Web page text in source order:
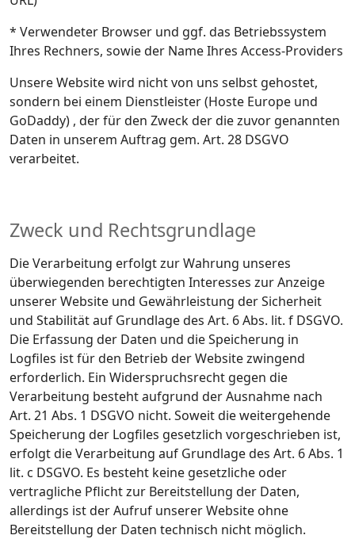
* Verwendeter Browser und ggf. das Betriebssystem
Ihres Rechners, sowie der Name Ihres Access-Providers
Unsere Website wird nicht von uns selbst gehostet,
sondern bei einem Dienstleister (Hoste Europe und
GoDaddy) , der für den Zweck der die zuvor genannten
Daten in unserem Auftrag gem. Art. 28 DSGVO
verarbeitet.
Zweck und Rechtsgrundlage
Die Verarbeitung erfolgt zur Wahrung unseres
überwiegenden berechtigten Interesses zur Anzeige
unserer Website und Gewährleistung der Sicherheit
und Stabilität auf Grundlage des Art. 6 Abs. lit. f DSGVO.
Die Erfassung der Daten und die Speicherung in
Logfiles ist für den Betrieb der Website zwingend
erforderlich. Ein Widerspruchsrecht gegen die
Verarbeitung besteht aufgrund der Ausnahme nach
Art. 21 Abs. 1 DSGVO nicht. Soweit die weitergehende
Speicherung der Logfiles gesetzlich vorgeschrieben ist,
erfolgt die Verarbeitung auf Grundlage des Art. 6 Abs. 1
lit. c DSGVO. Es besteht keine gesetzliche oder
vertragliche Pflicht zur Bereitstellung der Daten,
allerdings ist der Aufruf unserer Website ohne
Bereitstellung der Daten technisch nicht möglich.